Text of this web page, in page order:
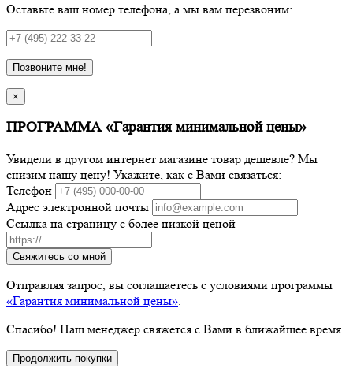
Оставьте ваш номер телефона, а мы вам перезвоним:
Позвоните мне!
×
ПРОГРАММА «Гарантия минимальной цены»
Увидели в другом интернет магазине товар дешевле? Мы
снизим нашу цену! Укажите, как с Вами связаться:
Телефон
Адрес электронной почты
Ссылка на страницу с более низкой ценой
Свяжитесь со мной
Отправляя запрос, вы соглашаетесь с условиями программы
«Гарантия минимальной цены».
Спасибо! Наш менеджер свяжется с Вами в ближайшее время.
Продолжить покупки